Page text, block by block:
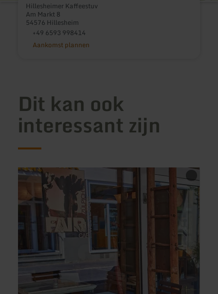
Hillesheimer Kaffeestuv
Am Markt 8
54576 Hillesheim
+49 6593 998414
Aankomst plannen
Dit kan ook
interessant zijn
meer
informatie
meer
over: